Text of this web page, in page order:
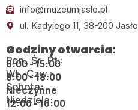
info@muzeumjaslo.pl
ul. Kadyiego 11, 38-200 Jasło
Godziny otwarcia:
Pon., Śr., Pt.:
8:00 - 15:00
Wt., Czw.:
8:00 - 18:00
Sobota:
Nieczynne
Niedziela:
12:00 - 16:00